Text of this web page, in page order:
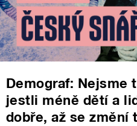
Demograf: Nejsme
jestli méně dětí a
dobře, až se změní